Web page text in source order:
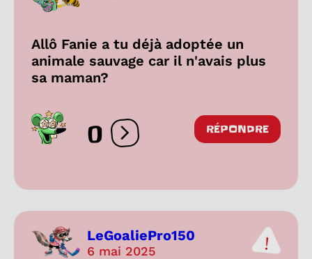
Allô Fanie a tu déjà adoptée un
animale sauvage car il n'avais plus
sa maman?
0 Ouvrir les réactions
RÉPONDRE
LeGoaliePro150
6 mai 2025